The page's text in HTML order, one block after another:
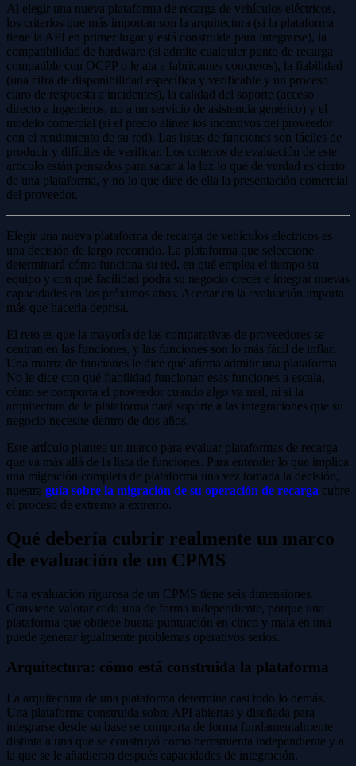
Al elegir una nueva plataforma de recarga de vehículos eléctricos,
los criterios que más importan son la arquitectura (si la plataforma
tiene la API en primer lugar y está construida para integrarse), la
compatibilidad de hardware (si admite cualquier punto de recarga
compatible con OCPP o le ata a fabricantes concretos), la fiabilidad
(una cifra de disponibilidad específica y verificable y un proceso
claro de respuesta a incidentes), la calidad del soporte (acceso
directo a ingenieros, no a un servicio de asistencia genérico) y el
modelo comercial (si el precio alinea los incentivos del proveedor
con el rendimiento de su red). Las listas de funciones son fáciles de
producir y difíciles de verificar. Los criterios de evaluación de este
artículo están pensados para sacar a la luz lo que de verdad es cierto
de una plataforma, y no lo que dice de ella la presentación comercial
del proveedor.
Elegir una nueva plataforma de recarga de vehículos eléctricos es
una decisión de largo recorrido. La plataforma que seleccione
determinará cómo funciona su red, en qué emplea el tiempo su
equipo y con qué facilidad podrá su negocio crecer e integrar nuevas
capacidades en los próximos años. Acertar en la evaluación importa
más que hacerla deprisa.
El reto es que la mayoría de las comparativas de proveedores se
centran en las funciones, y las funciones son lo más fácil de inflar.
Una matriz de funciones le dice qué afirma admitir una plataforma.
No le dice con qué fiabilidad funcionan esas funciones a escala,
cómo se comporta el proveedor cuando algo va mal, ni si la
arquitectura de la plataforma dará soporte a las integraciones que su
negocio necesite dentro de dos años.
Este artículo plantea un marco para evaluar plataformas de recarga
que va más allá de la lista de funciones. Para entender lo que implica
una migración completa de plataforma una vez tomada la decisión,
nuestra guía sobre la migración de su operación de recarga cubre
el proceso de extremo a extremo.
Qué debería cubrir realmente un marco
de evaluación de un CPMS
Una evaluación rigurosa de un CPMS tiene seis dimensiones.
Conviene valorar cada una de forma independiente, porque una
plataforma que obtiene buena puntuación en cinco y mala en una
puede generar igualmente problemas operativos serios.
Arquitectura: cómo está construida la plataforma
La arquitectura de una plataforma determina casi todo lo demás.
Una plataforma construida sobre API abiertas y diseñada para
integrarse desde su base se comporta de forma fundamentalmente
distinta a una que se construyó como herramienta independiente y a
la que se le añadieron después capacidades de integración.